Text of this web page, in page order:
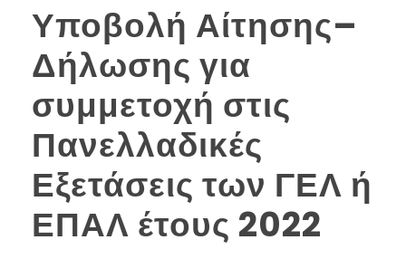
Υποβολή Αίτησης–
Δήλωσης για
συμμετοχή στις
Πανελλαδικές
Εξετάσεις των ΓΕΛ ή
ΕΠΑΛ έτους 2022